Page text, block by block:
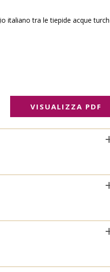
italiano tra le tiepide acque
VISUALIZZA PDF